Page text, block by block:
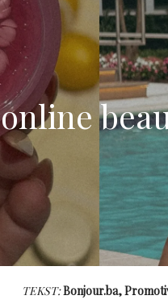
TEKST:Bonjour.ba,